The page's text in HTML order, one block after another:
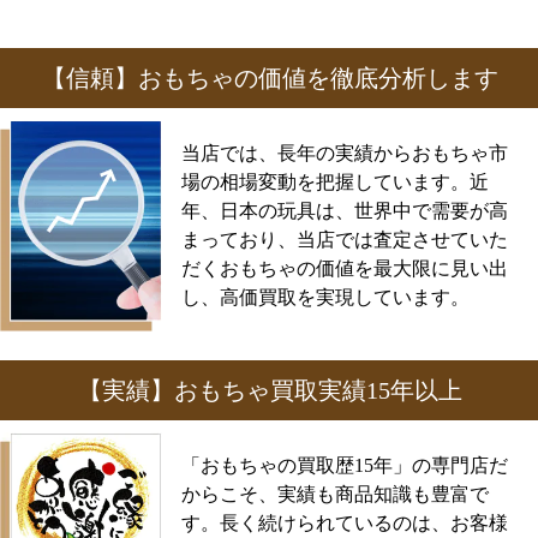
【信頼】おもちゃの価値を徹底分析します
当店では、長年の実績からおもちゃ市
場の相場変動を把握しています。近
年、日本の玩具は、世界中で需要が高
まっており、当店では査定させていた
だくおもちゃの価値を最大限に見い出
し、高価買取を実現しています。
【実績】おもちゃ買取実績15年以上
「おもちゃの買取歴15年」の専門店だ
からこそ、実績も商品知識も豊富で
す。長く続けられているのは、お客様